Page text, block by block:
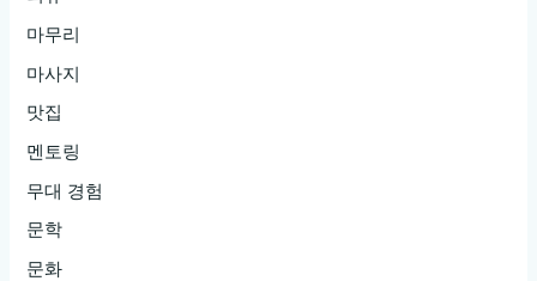
마무리
마사지
맛집
멘토링
무대 경험
문학
문화